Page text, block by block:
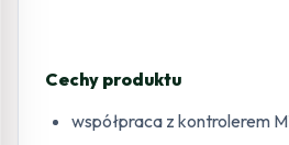
Cechy produktu
współpraca z kontrolerem